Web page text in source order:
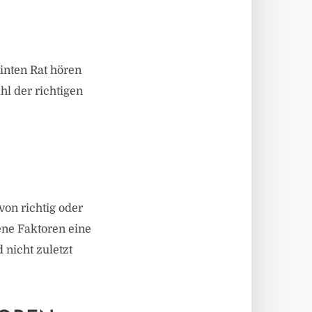
Rat hören
der richtigen
richtig oder
Faktoren eine
nicht zuletzt